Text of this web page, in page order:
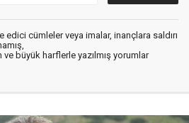
edici cümleler veya imalar, inançlara saldırı
büyük harflerle yazılmış yorumlar